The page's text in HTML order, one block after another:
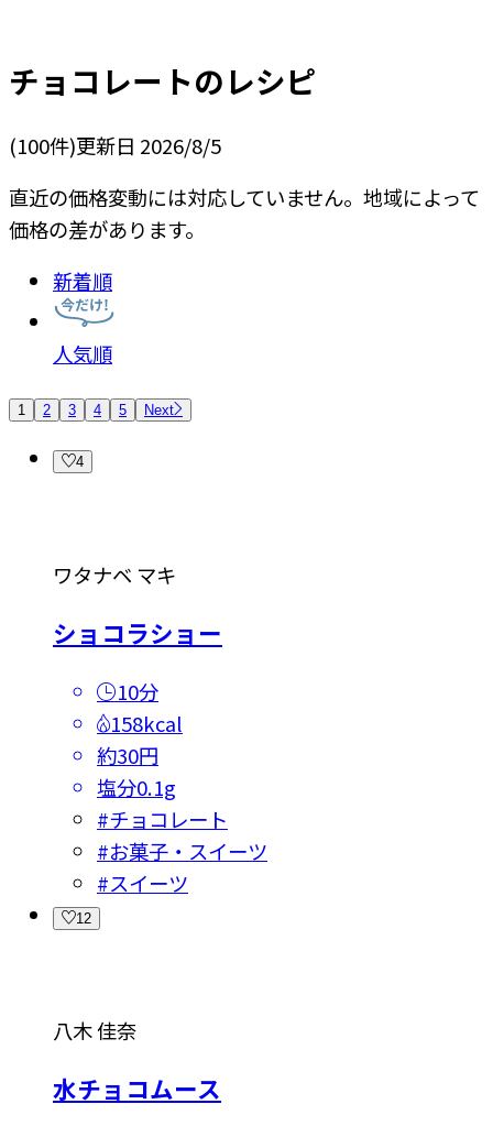
チョコレートのレシピ
(100件)更新日 2026/8/5
直近の価格変動には対応していません。地域によって
価格の差があります。
新着順
人気順
1 2 3 4 5 Next
4
ワタナベ マキ
ショコラショー
10分
158kcal
約30円
塩分0.1g
#チョコレート
#お菓子・スイーツ
#スイーツ
12
八木 佳奈
水チョコムース